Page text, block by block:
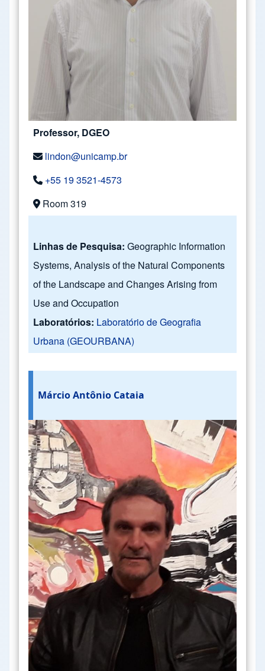
Professor, DGEO
lindon@unicamp.br
+55 19 3521-4573
Room 319
Linhas de Pesquisa: Geographic Information
Systems, Analysis of the Natural Components
of the Landscape and Changes Arising from
Use and Occupation
Laboratórios: Laboratório de Geografia
Urbana (GEOURBANA)
Márcio Antônio Cataia